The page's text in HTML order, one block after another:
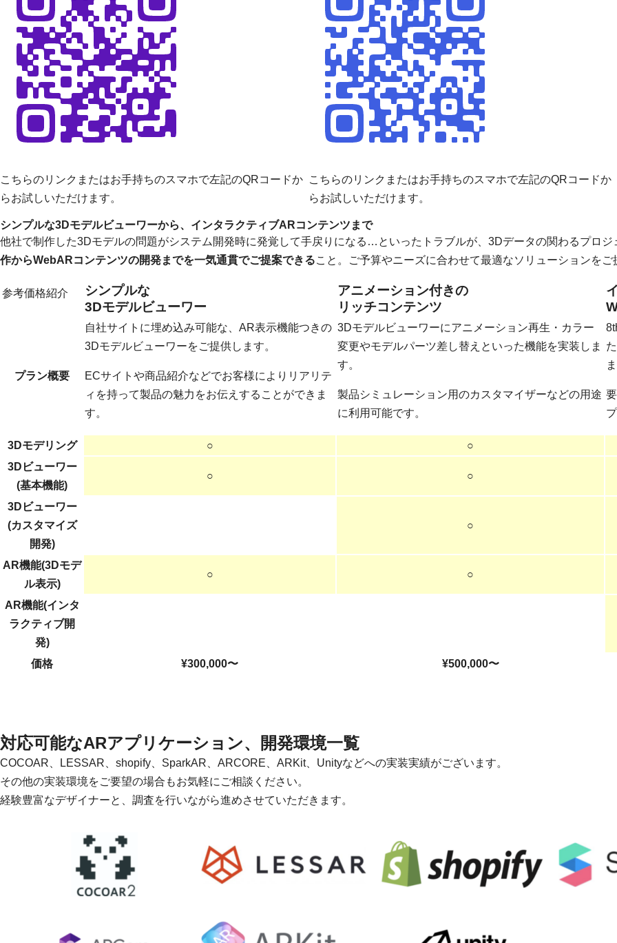
こちらのリンク またはお手持ちのスマホで左記のQRコードか
らお試しいただけます。
こちらのリンク またはお手持ちのスマホで左記のQRコードか
らお試しいただけます。
シンプルな3Dモデルビューワーから、インタラクティブARコンテンツまで
他社で制作した3Dモデルの問題がシステム開発時に発覚して手戻りになる…といったトラブルが、3Dデータの関わるプロ
作からWebARコンテンツの開発までを一気通貫でご提案できること。ご予算やニーズに合わせて最適なソリューションを
参考価格紹介
シンプルな
3Dモデルビューワー
アニメーション付きの
リッチコンテンツ
プラン概要
自社サイトに埋め込み可能な、AR表示機能つきの
3Dモデルビューワーをご提供します。
ECサイトや商品紹介などでお客様によりリアリテ
ィを持って製品の魅力をお伝えすることができま
す。
3Dモデルビューワーにアニメーション再生・カラー
変更やモデルパーツ差し替えといった機能を実装しま
す。
製品シミュレーション用のカスタマイザーなどの用途
に利用可能です。
3Dモデリング ○
○
3Dビューワー
(基本機能)
○ ○
3Dビューワー
(カスタマイズ
開発)
○
AR機能(3Dモデ
ル表示)
○ ○
AR機能(インタ
ラクティブ開
発)
価格
¥300,000〜 ¥500,000〜
対応可能なARアプリケーション、開発環境一覧
COCOAR、LESSAR、shopify、SparkAR、ARCORE、ARKit、Unityなどへの実装実績がございます。
その他の実装環境をご要望の場合もお気軽にご相談ください。
経験豊富なデザイナーと、調査を行いながら進めさせていただきます。